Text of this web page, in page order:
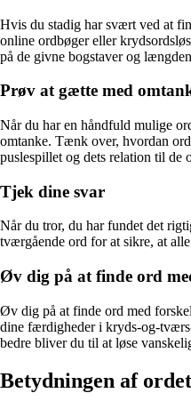
Hvis du stadig har svært ved at
online ordbøger eller
på de givne bogstaver og
Prøv at gætte med
Når du har en håndfuld mulige
omtanke. Tænk over, hvordan
puslespillet og dets relation til de
Tjek dine svar
Når du tror, du har fundet det
tværgående ord for at sikre, at
Øv dig på at finde ord
Øv dig på at finde ord med
dine færdigheder i kryds-og-
bedre bliver du til at løse
Betydningen af